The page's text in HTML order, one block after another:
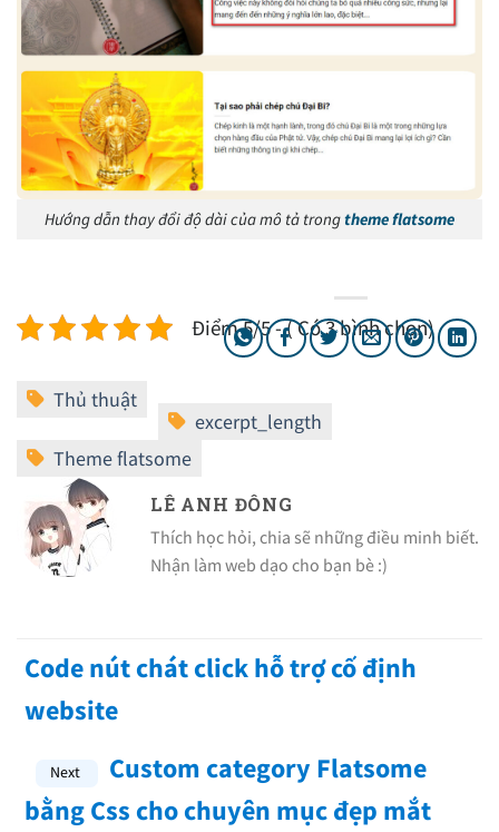
Hướng dẫn thay đổi độ dài của mô tả trongtheme flatsome
Điểm 5/5 - ( Có 3 bình chọn)
LÊ ANH ĐÔNG
Thích học hỏi, chia sẽ những điều minh biết.
Nhận làm web dạo cho bạn bè :)
Code nút chát click hỗ trợ cố định
website
Custom category Flatsome
bằng Css cho chuyên mục đẹp mắt